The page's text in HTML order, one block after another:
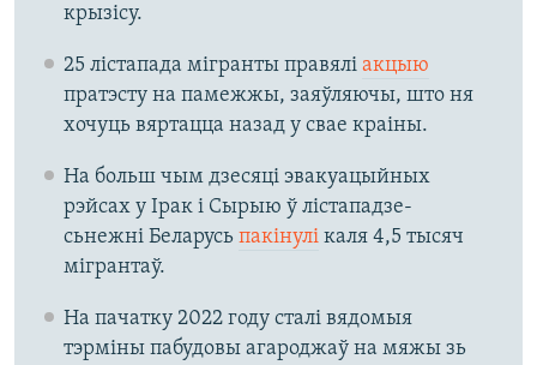
крызісу.
25 лістапада мігранты правялі акцыю
пратэсту на памежжы, заяўляючы, што ня
хочуць вяртацца назад у свае краіны.
На больш чым дзесяці эвакуацыйных
рэйсах у Ірак і Сырыю ў лістападзе-
сьнежні Беларусь пакінулікаля 4,5 тысяч
мігрантаў.
На пачатку 2022 году сталі вядомыя
тэрміны пабудовы агароджаў на мяжы зь